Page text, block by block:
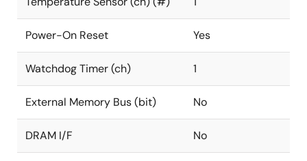
Power-On Reset Yes
Watchdog Timer (ch) 1
External Memory Bus (bit) No
DRAM I/F No